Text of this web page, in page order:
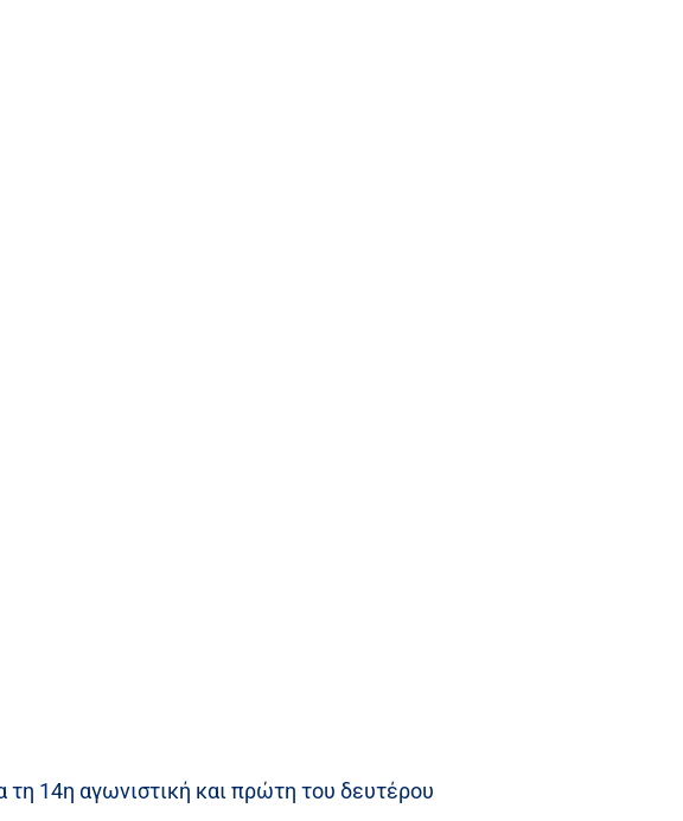
14η αγωνιστική και πρώτη του δευτέρου